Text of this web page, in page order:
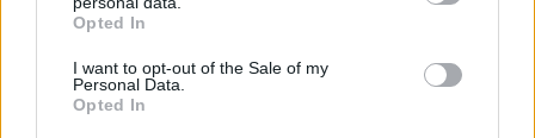
Opted In
I want to opt-out of the Sale of my
Personal Data.
Opted In
VAI ALLA VERSIONE CLASSICA